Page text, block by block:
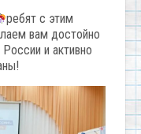
ребят с этим
вам достойно
и активно